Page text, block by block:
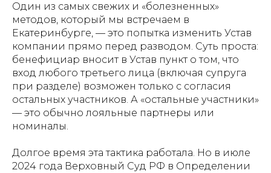
Один из самых свежих и «болезненных»
методов, который мы встречаем в
Екатеринбурге, — это попытка изменить Устав
компании прямо перед разводом. Суть проста:
бенефициар вносит в Устав пункт о том, что
вход любого третьего лица (включая супруга
при разделе) возможен только с согласия
остальных участников. А «остальные участники»
— это обычно лояльные партнеры или
номиналы.
Долгое время эта тактика работала. Но в июле
2024 года Верховный Суд РФ в Определении